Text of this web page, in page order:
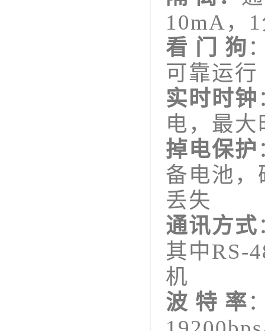
10mA，
看 门 狗
可靠运行
实时时钟
电，最
掉电保护
备电池，
丢失
通讯方式
其中RS-
机
波 特 率